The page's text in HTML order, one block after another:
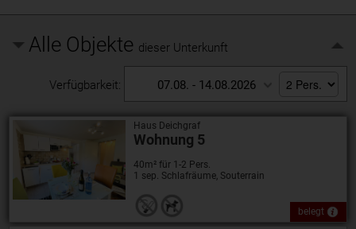
Alle Objekte dieser Unterkunft
Verfügbarkeit: 07.08. - 14.08.2026
belegt
Haus Deichgraf
Wohnung 5
40m² für 1-2 Pers.
1 sep. Schlafräume, Souterrain